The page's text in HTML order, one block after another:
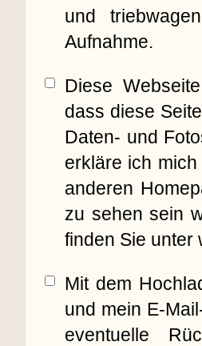
und
Aufnahme.
Diese
dass diese
Daten- und
erkläre ich
anderen
zu sehen sein
finden Sie unter
Mit dem
und mein E-
eventuelle